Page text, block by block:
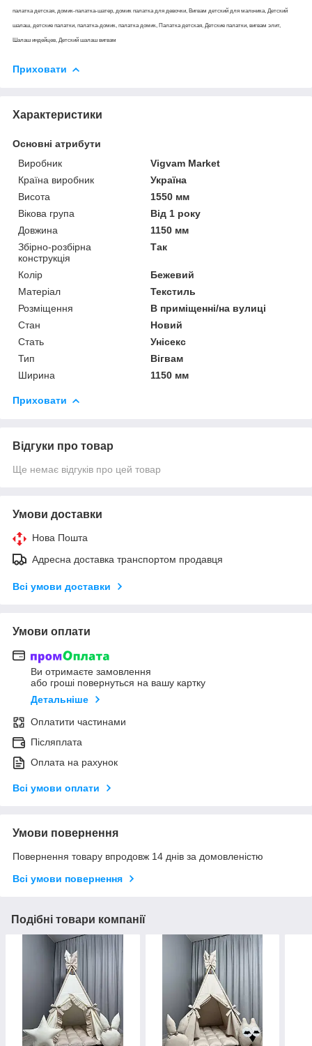
палатка детская, домик-палатка-шатер, домик палатка для девочки, Вигвам детский для мальчика, Детский
шалаш, детские палатки, палатка-домик, палатка домик, Палатка детская, Детские палатки, вигвам элит,
Шалаш индейцев, Детский шалаш вигвам
Приховати
Характеристики
Основні атрибути
Виробник
Vigvam Market
Країна виробник
Україна
Висота
1550 мм
Вікова група
Від 1 року
Довжина
1150 мм
Збірно-розбірна
конструкція
Так
Колір
Бежевий
Матеріал
Текстиль
Розміщення
В приміщенні/на вулиці
Стан
Новий
Стать
Унісекс
Тип
Вігвам
Ширина
1150 мм
Приховати
Відгуки про товар
Ще немає відгуків про цей товар
Умови доставки
Нова Пошта
Адресна доставка транспортом продавця
Всі умови доставки
Умови оплати
Ви отримаєте замовлення
або гроші повернуться на вашу картку
Детальніше
Оплатити частинами
Післяплата
Оплата на рахунок
Всі умови оплати
Умови повернення
Повернення товару впродовж 14 днів за домовленістю
Всі умови повернення
Подібні товари компанії